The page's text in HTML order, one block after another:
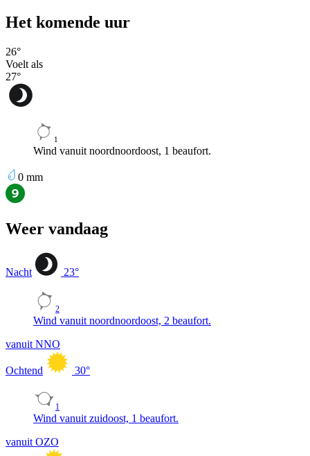
Het komende uur
26°
Voelt als
27°
1
Wind vanuit noordnoordoost, 1 beaufort.
0 mm
Weer vandaag
Nacht 23°
2
Wind vanuit noordnoordoost, 2 beaufort.
vanuit NNO
Ochtend 30°
1
Wind vanuit zuidoost, 1 beaufort.
vanuit OZO